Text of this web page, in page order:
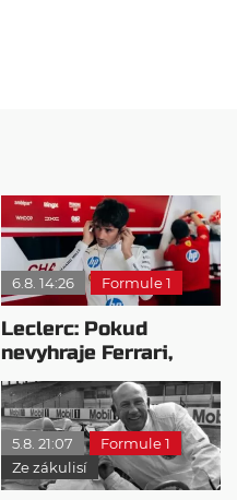
6.8. 14:26 Formule 1
Leclerc: Pokud
nevyhraje Ferrari,
přeji titul
Antonellimu
5.8. 21:07
Formule 1
Ze zákulisí